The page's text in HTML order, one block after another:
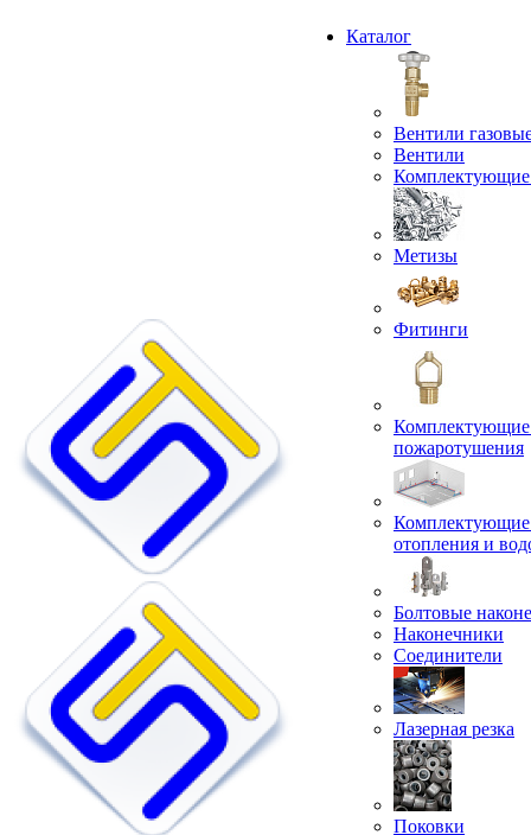
Каталог
Вентили
Вентили
Комплектующие
Метизы
Фитинги
Комплектующие
пожаротушения
Комплектующие
отопления и
Болтовые
Наконечники
Соединители
Лазерная резка
Поковки